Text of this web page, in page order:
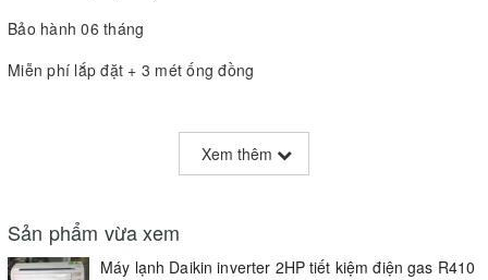
Bảo hành 06 tháng
Miễn phí lắp đặt + 3 mét ống đồng
Xem thêm
Sản phẩm vừa xem
Máy lạnh Daikin inverter 2HP tiết kiệm điện gas R410